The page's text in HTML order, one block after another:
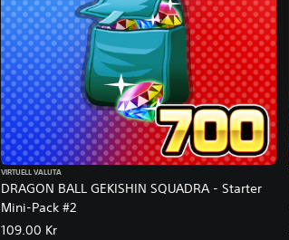
DRAGON BALL GEKISHIN SQUADRA - Starter
Mini-Pack #2
VIRTUELL VALUTA
109.00 Kr